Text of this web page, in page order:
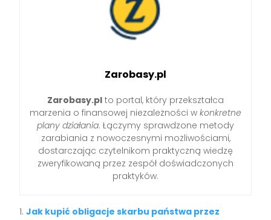
Zarobasy.pl
Zarobasy.pl to portal, który przekształca
marzenia o finansowej niezależności w konkretne
plany działania. Łączymy sprawdzone metody
zarabiania z nowoczesnymi możliwościami,
dostarczając czytelnikom praktyczną wiedzę
zweryfikowaną przez zespół doświadczonych
praktyków.
Jak kupić obligacje skarbu państwa przez